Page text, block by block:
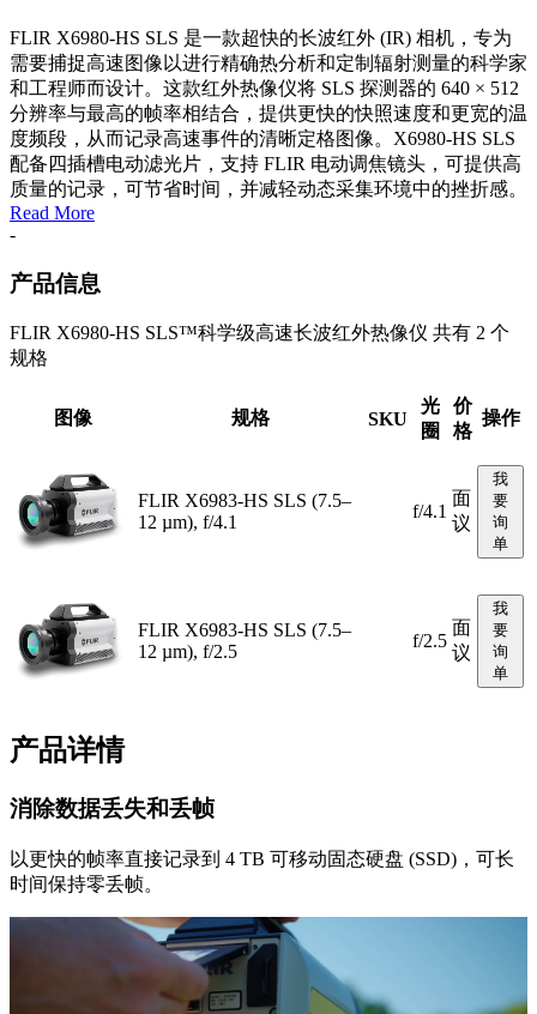
FLIR X6980-HS SLS 是一款超快的长波红外 (IR) 相机，专为
需要捕捉高速图像以进行精确热分析和定制辐射测量的科学家
和工程师而设计。这款红外热像仪将 SLS 探测器的 640 × 512
分辨率与最高的帧率相结合，提供更快的快照速度和更宽的温
度频段，从而记录高速事件的清晰定格图像。X6980-HS SLS
配备四插槽电动滤光片，支持 FLIR 电动调焦镜头，可提供高
质量的记录，可节省时间，并减轻动态采集环境中的挫折感。
Read More
-
产品信息
FLIR X6980-HS SLS™科学级高速长波红外热像仪 共有 2 个
规格
图像 规格 SKU
光
圈
价
格
操作
FLIR X6983-HS SLS (7.5–
12 µm), f/4.1
f/4.1
面
议
我
要
询
单
FLIR X6983-HS SLS (7.5–
12 µm), f/2.5
f/2.5
面
议
我
要
询
单
产品详情
消除数据丢失和丢帧
以更快的帧率直接记录到 4 TB 可移动固态硬盘 (SSD)，可长
时间保持零丢帧。